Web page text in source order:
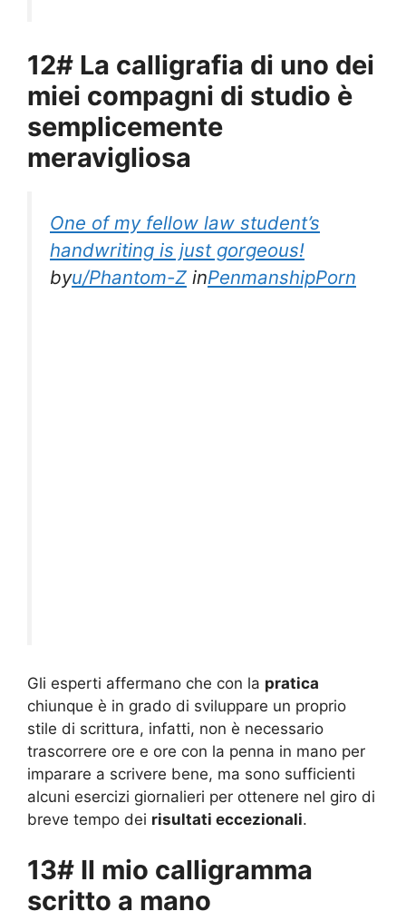
12# La calligrafia di uno dei
miei compagni di studio è
semplicemente
meravigliosa
One of my fellow law student’s
handwriting is just gorgeous!
byu/Phantom-Z inPenmanshipPorn
Gli esperti affermano che con la pratica
chiunque è in grado di sviluppare un proprio
stile di scrittura, infatti, non è necessario
trascorrere ore e ore con la penna in mano per
imparare a scrivere bene, ma sono sufficienti
alcuni esercizi giornalieri per ottenere nel giro di
breve tempo dei risultati eccezionali.
13# Il mio calligramma
scritto a mano